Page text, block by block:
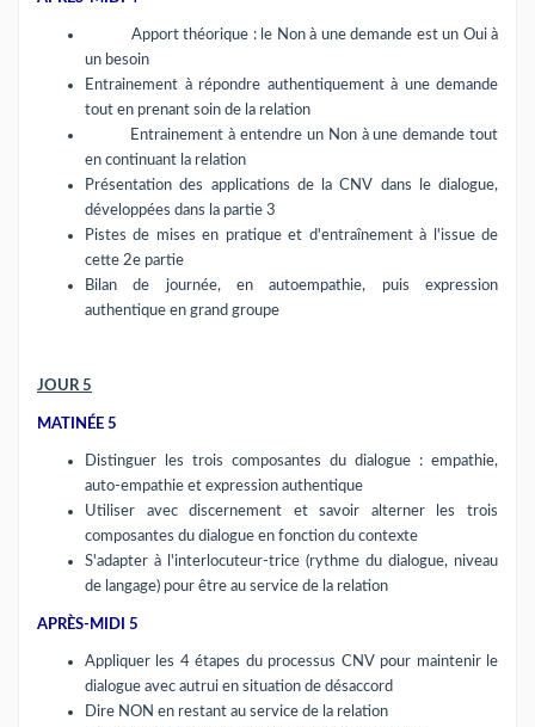
Apport théorique : le Non à une demande est un Oui à
un besoin
Entrainement à répondre authentiquement à une demande
tout en prenant soin de la relation
Entrainement à entendre un Non à une demande tout
en continuant la relation
Présentation des applications de la CNV dans le dialogue,
développées dans la partie 3
Pistes de mises en pratique et d'entraînement à l'issue de
cette 2e partie
Bilan de journée, en autoempathie, puis expression
authentique en grand groupe
JOUR 5
MATINÉE 5
Distinguer les trois composantes du dialogue : empathie,
auto-empathie et expression authentique
Utiliser avec discernement et savoir alterner les trois
composantes du dialogue en fonction du contexte
S'adapter à l'interlocuteur-trice (rythme du dialogue, niveau
de langage) pour être au service de la relation
APRÈS-MIDI 5
Appliquer les 4 étapes du processus CNV pour maintenir le
dialogue avec autrui en situation de désaccord
Dire NON en restant au service de la relation